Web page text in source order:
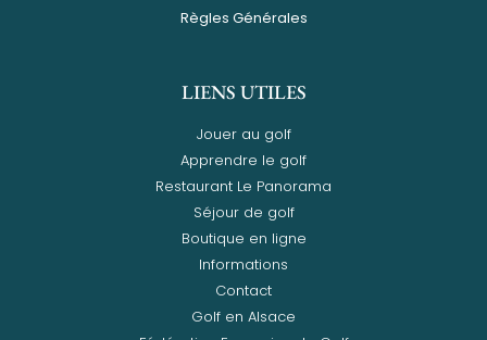
Règles Générales
LIENS UTILES
Jouer au golf
Apprendre le golf
Restaurant Le Panorama
Séjour de golf
Boutique en ligne
Informations
Contact
Golf en Alsace